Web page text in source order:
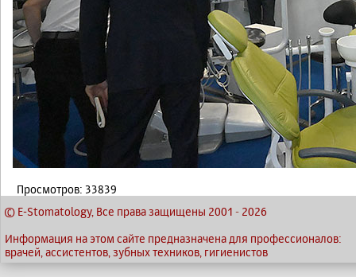
Просмотров: 33839
© E-Stomatology, Все права защищены 2001 - 2026
Информация на этом сайте предназначена для профессионалов:
врачей, ассистентов, зубных техников, гигиенистов